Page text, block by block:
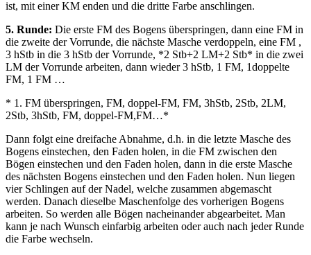
ist, mit einer KM enden und die dritte Farbe anschlingen.
5. Runde: Die erste FM des Bogens überspringen, dann eine FM in
die zweite der Vorrunde, die nächste Masche verdoppeln, eine FM ,
3 hStb in die 3 hStb der Vorrunde, *2 Stb+2 LM+2 Stb* in die zwei
LM der Vorrunde arbeiten, dann wieder 3 hStb, 1 FM, 1doppelte
FM, 1 FM …
* 1. FM überspringen, FM, doppel-FM, FM, 3hStb, 2Stb, 2LM,
2Stb, 3hStb, FM, doppel-FM,FM…*
Dann folgt eine dreifache Abnahme, d.h. in die letzte Masche des
Bogens einstechen, den Faden holen, in die FM zwischen den
Bögen einstechen und den Faden holen, dann in die erste Masche
des nächsten Bogens einstechen und den Faden holen. Nun liegen
vier Schlingen auf der Nadel, welche zusammen abgemascht
werden. Danach dieselbe Maschenfolge des vorherigen Bogens
arbeiten. So werden alle Bögen nacheinander abgearbeitet. Man
kann je nach Wunsch einfarbig arbeiten oder auch nach jeder Runde
die Farbe wechseln.